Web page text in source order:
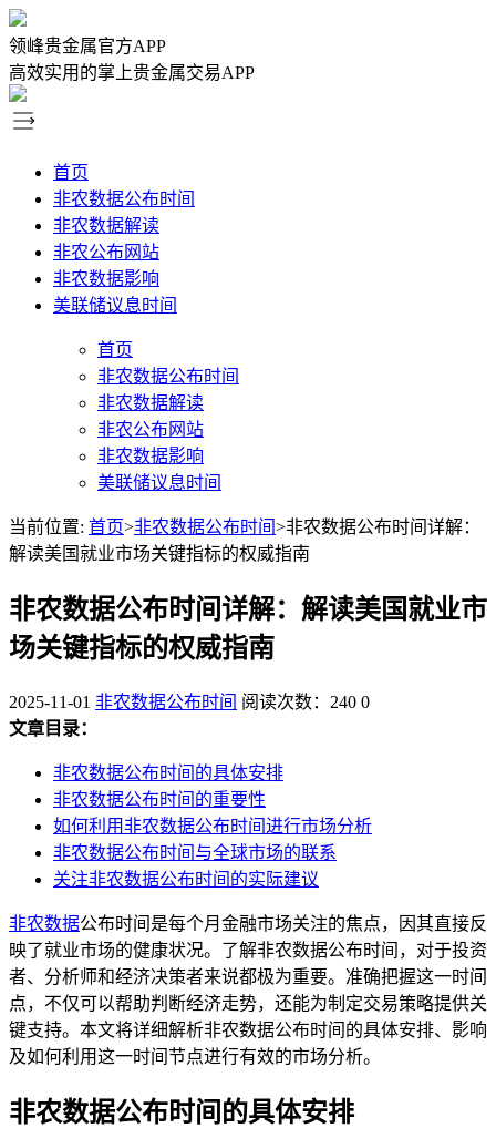
领峰贵金属官方APP
高效实用的掌上贵金属交易APP
首页
非农数据公布时间
非农数据解读
非农公布网站
非农数据影响
美联储议息时间
首页
非农数据公布时间
非农数据解读
非农公布网站
非农数据影响
美联储议息时间
当前位置: 首页>非农数据公布时间>非农数据公布时间详解：
解读美国就业市场关键指标的权威指南
非农数据公布时间详解：解读美国就业市
场关键指标的权威指南
2025-11-01 非农数据公布时间 阅读次数：240 0
文章目录：
非农数据公布时间的具体安排
非农数据公布时间的重要性
如何利用非农数据公布时间进行市场分析
非农数据公布时间与全球市场的联系
关注非农数据公布时间的实际建议
非农数据公布时间是每个月金融市场关注的焦点，因其直接反
映了就业市场的健康状况。了解非农数据公布时间，对于投资
者、分析师和经济决策者来说都极为重要。准确把握这一时间
点，不仅可以帮助判断经济走势，还能为制定交易策略提供关
键支持。本文将详细解析非农数据公布时间的具体安排、影响
及如何利用这一时间节点进行有效的市场分析。
非农数据公布时间的具体安排